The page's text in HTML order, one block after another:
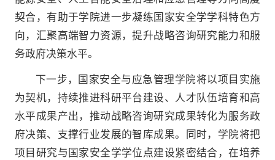
契合，有助于学院进一步凝练国家安全学学科特色方
向，汇聚高端智力资源，提升战略咨询研究能力和服
务政府决策水平。
下一步，国家安全与应急管理学院将以项目实施
为契机，持续推进科研平台建设、人才队伍培育和高
水平成果产出，推动战略咨询研究成果转化为服务政
府决策、支撑行业发展的智库成果。同时，学院将把
项目研究与国家安全学学位点建设紧密结合，在培养